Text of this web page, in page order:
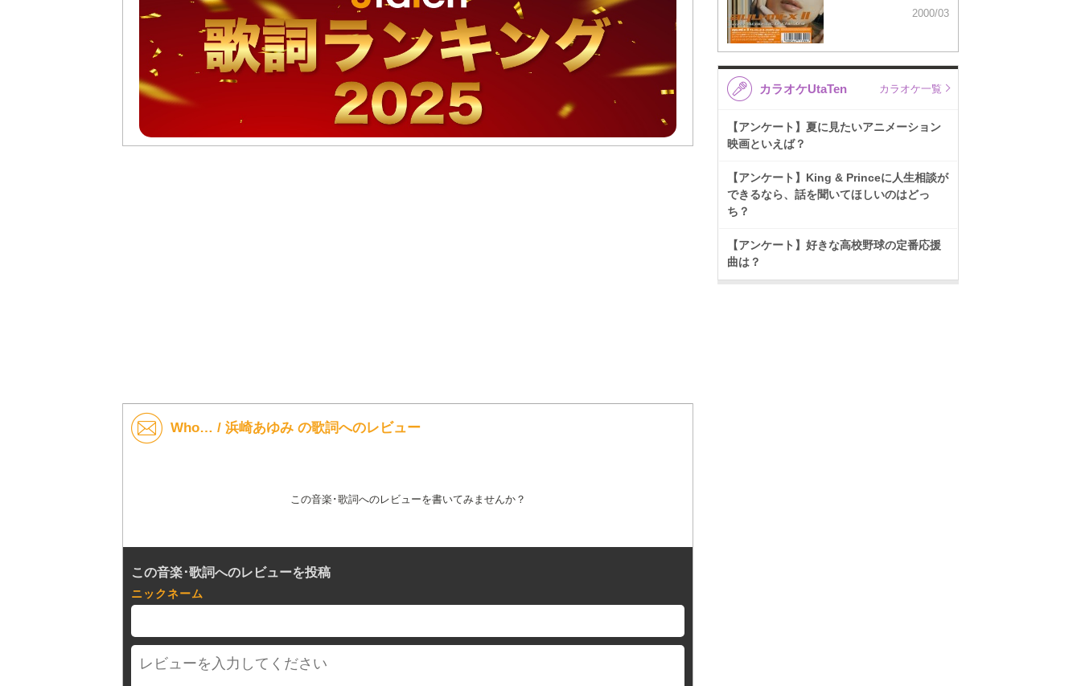
Who… / 浜崎あゆみ の歌詞へのレビュー
この音楽･歌詞へのレビューを書いてみませんか？
この音楽･歌詞へのレビューを投稿
ニックネーム
2000/03
カラオケUtaTen カラオケ一覧
【アンケート】夏に見たいアニメーション
映画といえば？
【アンケート】King & Princeに人生相談が
できるなら、話を聞いてほしいのはどっ
ち？
【アンケート】好きな高校野球の定番応援
曲は？